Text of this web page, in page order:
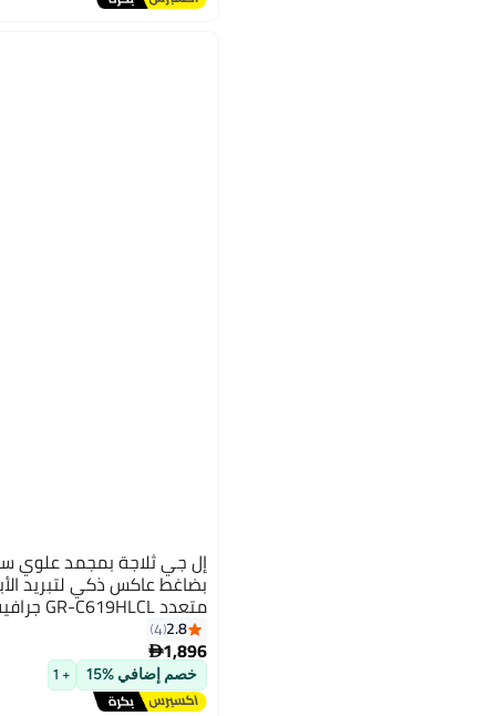
بضاغط عاكس ذكي لتبريد
متعدد GR-C619HLCL جرافيت رمادي
2.8
4
1,896
خصم إضافي %15 + 1